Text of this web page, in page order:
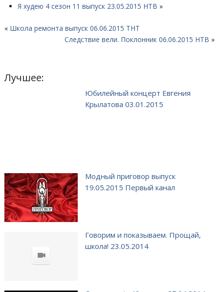
Я худею 4 сезон 11 выпуск 23.05.2015 НТВ »
« Школа ремонта выпуск 06.06.2015 ТНТ
Следствие вели. Поклонник 06.06.2015 НТВ »
Лучшее:
Юбилейный концерт Евгения
Крылатова 03.01.2015
Модный приговор выпуск
19.05.2015 Первый канал
Говорим и показываем. Прощай,
школа! 23.05.2014